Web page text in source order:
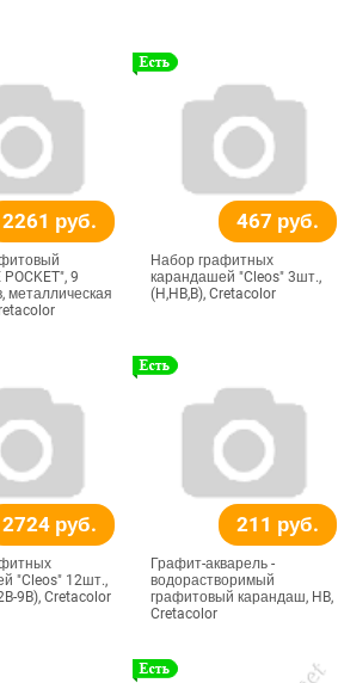
2261 руб.
POCKET", 9
металлическая
467 руб.
Набор графитных
карандашей "Cleos" 3шт.,
(H,HB,B), Cretacolor
2724 руб.
"Cleos" 12шт.,
9B), Cretacolor
211 руб.
Графит-акварель -
водорастворимый
графитовый карандаш, HB,
Cretacolor